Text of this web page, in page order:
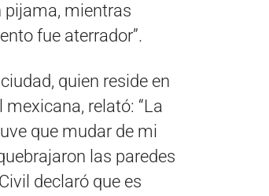
pijama, mientras
fue aterrador”.
quien reside en
relató: “La
que mudar de mi
las paredes
declaró que es